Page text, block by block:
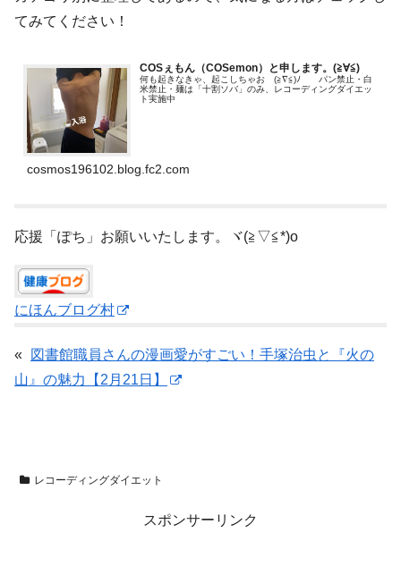
てみてください！
COSぇもん（COSemon）と申します。(≧∀≦)ゞ
何も起きなきゃ、起こしちゃお (≧∇≦)ﾉ パン禁止・白
米禁止・麺は「十割ソバ」のみ、レコーディングダイエッ
ト実施中
cosmos196102.blog.fc2.com
応援「ぽち」お願いいたします。ヾ(≧▽≦*)o
にほんブログ村
«
図書館職員さんの漫画愛がすごい！手塚治虫と『火の
山』の魅力【2月21日】
レコーディングダイエット
スポンサーリンク